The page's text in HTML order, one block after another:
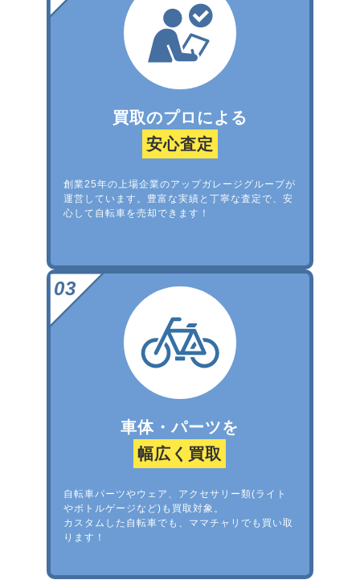
買取のプロによる
安心査定
創業25年の上場企業のアップガレージグループが
運営しています。豊富な実績と丁寧な査定で、安
心して自転車を売却できます！
車体・パーツを
幅広く買取
自転車パーツやウェア、アクセサリー類(ライト
やボトルゲージなど)も買取対象。
カスタムした自転車でも、ママチャリでも買い取
ります！